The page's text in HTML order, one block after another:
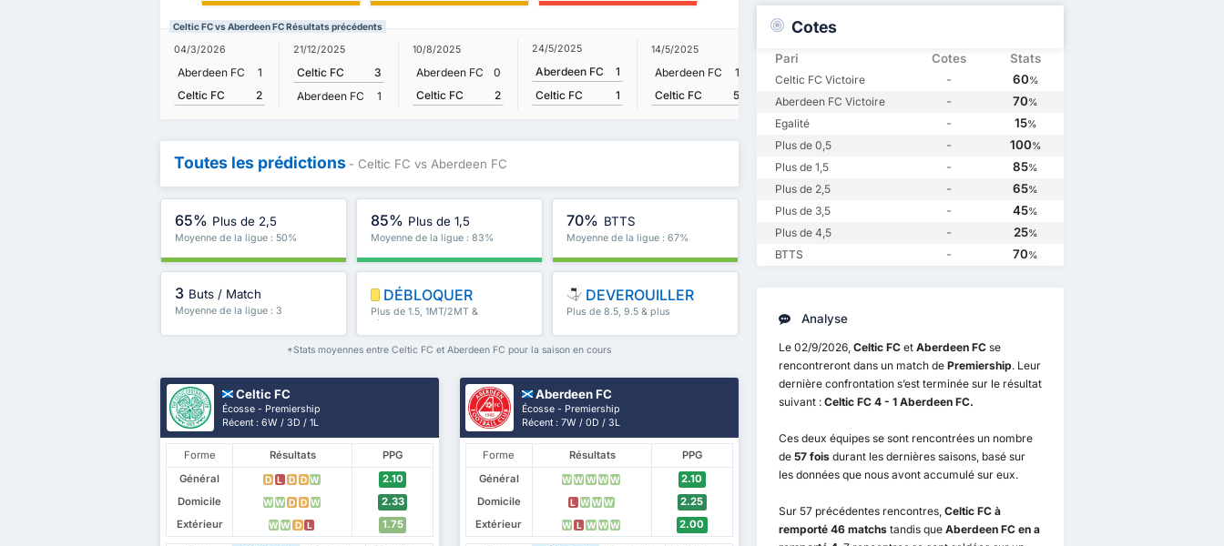
Celtic FC vs Aberdeen FC Résultats précédents
04/3/2026
Aberdeen FC
1
Celtic FC
2
21/12/2025
Celtic FC
3
Aberdeen FC
1
10/8/2025
Aberdeen FC
0
Celtic FC
2
24/5/2025
Aberdeen FC
1
Celtic FC
1
14/5/2025
Aberdeen FC
1
Celtic FC
5
Aberdeen FC
1
Celtic FC
Aberdeen FC
Toutes les prédictions - Celtic FC vs Aberdeen FC
65% Plus de 2,5
Moyenne de la ligue : 50%
85% Plus de 1,5
Moyenne de la ligue : 83%
70% BTTS
Moyenne de la ligue : 67%
3 Buts / Match
Moyenne de la ligue : 3
DÉBLOQUER
Plus de 1.5, 1MT/2MT &
plus
DEVEROUILLER
Plus de 8.5, 9.5 & plus
*Stats moyennes entre Celtic FC et Aberdeen FC pour la saison en cours
Celtic FC
Écosse - Premiership
Récent : 6W / 3D / 1L
Forme Résultats
PPG
Général
D L D D W
2.10
Domicile
W W D D W
2.33
Extérieur
W W D L 1.75
Aberdeen FC
Écosse - Premiership
Récent : 7W / 0D / 3L
Forme Résultats
PPG
Général
W W W W W
2.10
Domicile
L W W W
2.25
Extérieur
W L W W W 2.00
Cotes
Pari Cotes Stats
Celtic FC Victoire - 60%
Aberdeen FC Victoire - 70%
Egalité - 15%
Plus de 0,5 - 100%
Plus de 1,5 - 85%
Plus de 2,5 - 65%
Plus de 3,5 - 45%
Plus de 4,5 - 25%
BTTS - 70%
Analyse
Le 02/9/2026, Celtic FCet Aberdeen FCse
rencontreront dans un match de Premiership. Leur
dernière confrontation s’est terminée sur le résultat
suivant : Celtic FC 4 - 1 Aberdeen FC.
Ces deux équipes se sont rencontrées un nombre
de 57 foisdurant les dernières saisons, basé sur
les données que nous avont accumulé sur eux.
Sur 57 précédentes rencontres, Celtic FC à
remporté 46 matchstandis que Aberdeen FC en a